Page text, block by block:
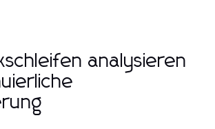
analysieren